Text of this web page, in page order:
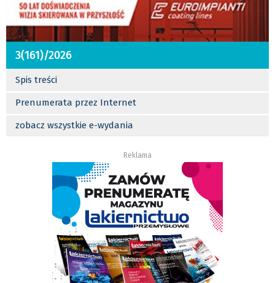
3(161)/2026
Spis treści
Prenumerata przez Internet
zobacz wszystkie e-wydania
Reklama